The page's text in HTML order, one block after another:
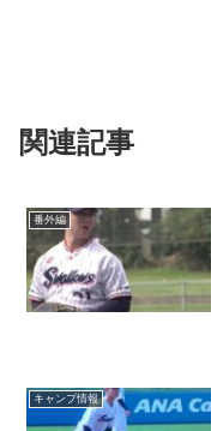
関連記事
番外編
キャンプ情報